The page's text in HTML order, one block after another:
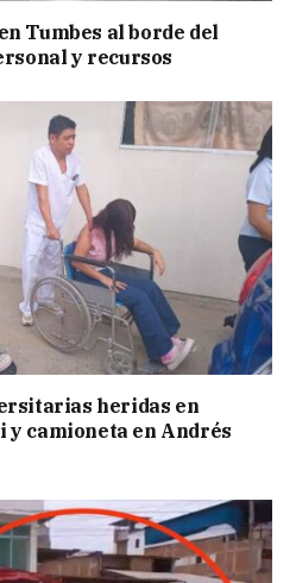
Tumbes al borde del
y recursos
heridas en
camioneta en Andrés